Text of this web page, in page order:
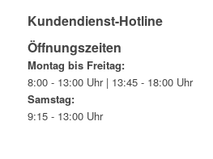
Kundendienst-Hotline
Öffnungszeiten
Montag bis Freitag:
8:00 - 13:00 Uhr | 13:45 - 18:00 Uhr
Samstag:
9:15 - 13:00 Uhr